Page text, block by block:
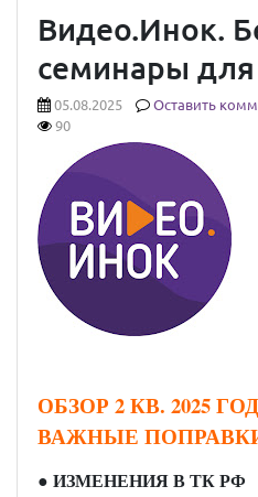
Видео.Инок.
семинары
05.08.2025 Оставить
90
ОБЗОР 2 КВ. 2025
ВАЖНЫЕ
● ИЗМЕНЕНИЯ В ТК РФ